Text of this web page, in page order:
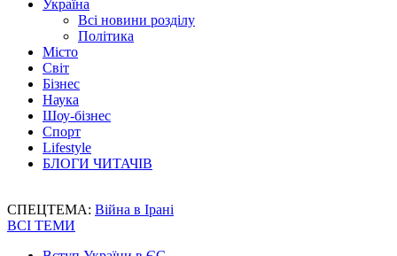
Україна
Всі новини розділу
Політика
Місто
Світ
Бізнес
Наука
Шоу-бізнес
Спорт
Lifestyle
БЛОГИ ЧИТАЧІВ
СПЕЦТЕМА: Війна в Ірані
ВСІ ТЕМИ